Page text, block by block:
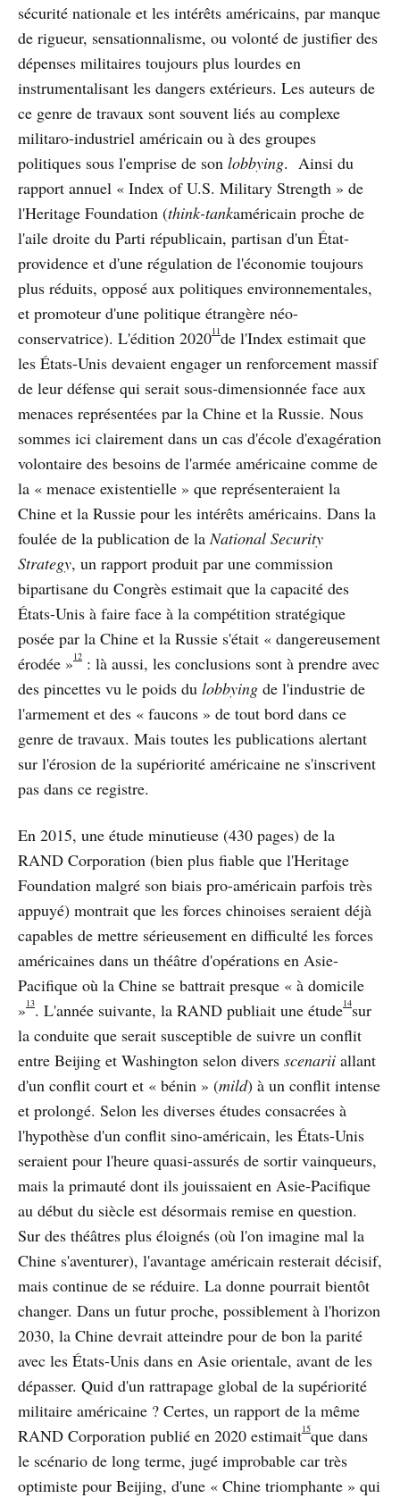
sécurité nationale et les intérêts américains, par manque
de rigueur, sensationnalisme, ou volonté de justifier des
dépenses militaires toujours plus lourdes en
instrumentalisant les dangers extérieurs. Les auteurs de
ce genre de travaux sont souvent liés au complexe
militaro-industriel américain ou à des groupes
politiques sous l'emprise de son lobbying. Ainsi du
rapport annuel « Index of U.S. Military Strength » de
l'Heritage Foundation (think-tankaméricain proche de
l'aile droite du Parti républicain, partisan d'un État-
providence et d'une régulation de l'économie toujours
plus réduits, opposé aux politiques environnementales,
et promoteur d'une politique étrangère néo-
conservatrice). L'édition 202011de l'Index estimait que
les États-Unis devaient engager un renforcement massif
de leur défense qui serait sous-dimensionnée face aux
menaces représentées par la Chine et la Russie. Nous
sommes ici clairement dans un cas d'école d'exagération
volontaire des besoins de l'armée américaine comme de
la « menace existentielle » que représenteraient la
Chine et la Russie pour les intérêts américains. Dans la
foulée de la publication de laNational Security
Strategy, un rapport produit par une commission
bipartisane du Congrès estimait que la capacité des
États-Unis à faire face à la compétition stratégique
posée par la Chine et la Russie s'était « dangereusement
érodée »12 : là aussi, les conclusions sont à prendre avec
des pincettes vu le poids du lobbying de l'industrie de
l'armement et des « faucons » de tout bord dans ce
genre de travaux. Mais toutes les publications alertant
sur l'érosion de la supériorité américaine ne s'inscrivent
pas dans ce registre.
En 2015, une étude minutieuse (430 pages) de la
RAND Corporation (bien plus fiable que l'Heritage
Foundation malgré son biais pro-américain parfois très
appuyé) montrait que les forces chinoises seraient déjà
capables de mettre sérieusement en difficulté les forces
américaines dans un théâtre d'opérations en Asie-
Pacifique où la Chine se battrait presque « à domicile
»13. L'année suivante, la RAND publiait une étude14sur
la conduite que serait susceptible de suivre un conflit
entre Beijing et Washington selon divers scenarii allant
d'un conflit court et « bénin » (mild) à un conflit intense
et prolongé. Selon les diverses études consacrées à
l'hypothèse d'un conflit sino-américain, les États-Unis
seraient pour l'heure quasi-assurés de sortir vainqueurs,
mais la primauté dont ils jouissaient en Asie-Pacifique
au début du siècle est désormais remise en question.
Sur des théâtres plus éloignés (où l'on imagine mal la
Chine s'aventurer), l'avantage américain resterait décisif,
mais continue de se réduire. La donne pourrait bientôt
changer. Dans un futur proche, possiblement à l'horizon
2030, la Chine devrait atteindre pour de bon la parité
avec les États-Unis dans en Asie orientale, avant de les
dépasser. Quid d'un rattrapage global de la supériorité
militaire américaine ? Certes, un rapport de la même
RAND Corporation publié en 2020 estimait15que dans
le scénario de long terme, jugé improbable car très
optimiste pour Beijing, d'une « Chine triomphante » qui